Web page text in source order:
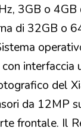
3GB o 4GB
di 32GB o
interfaccia
del
da 12MP
frontale. Il